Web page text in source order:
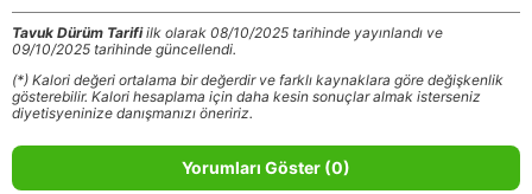
Tavuk Dürüm Tarifiilk olarak 08/10/2025 tarihinde yayınlandı ve
09/10/2025 tarihinde güncellendi.
(*) Kalori değeri ortalama bir değerdir ve farklı kaynaklara göre değişkenlik
gösterebilir. Kalori hesaplama için daha kesin sonuçlar almak isterseniz
diyetisyeninize danışmanızı öneririz.
Yorumları Göster (0)